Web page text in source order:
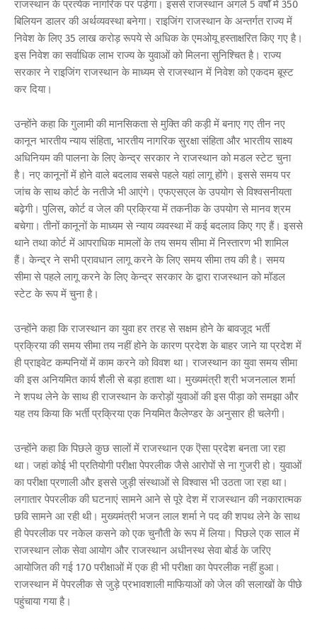
राजस्थान के प्रत्येक नागरिक पर पडे़गा। इससे राजस्थान अगले 5 वर्षों में 350
बिलियन डालर की अर्थव्यवस्था बनेगा। राइजिंग राजस्थान के अन्तर्गत राज्य में
निवेश के लिए 35 लाख करोड़ रूपये से अधिक के एमओयू हस्ताक्षरित किए गए है।
इस निवेश का सर्वाधिक लाभ राज्य के युवाओं को मिलना सुनिश्चित है। राज्य
सरकार ने राइजिंग राजस्थान के माध्यम से राजस्थान में निवेश को एकदम बूस्ट
कर दिया।
उन्होंने कहा कि गुलामी की मानसिकता से मुक्ति की कड़ी में बनाए गए तीन नए
कानून भारतीय न्याय संहिता, भारतीय नागरिक सुरक्षा संहिता और भारतीय साक्ष्य
अधिनियम की पालना के लिए केन्द्र सरकार ने राजस्थान को मडल स्टेट चुना
है। नए कानूनों में होने वाले बदलाव सबसे पहले यहां लागू होंगे। इससे समय पर
जांच के साथ कोर्ट के नतीजे भी आएंगे। एफएसएल के उपयोग से विश्वसनीयता
बढ़ेगी। पुलिस, कोर्ट व जेल की प्रक्रिया में तकनीक के उपयोग से मानव श्रम
बचेगा। तीनों कानूनों के माध्यम से न्याय व्यवस्था में कई बदलाव किए गए हैं। इससे
थाने तथा कोर्ट में आपराधिक मामलों के तय समय सीमा में निस्तारण भी शामिल
हैं। केन्द्र ने सभी प्रावधान लागू करने के लिए समय सीमा तय की है। समय
सीमा से पहले लागू करने के लिए केन्द्र सरकार के द्वारा राजस्थान को मॉडल
स्टेट के रूप में चुना है।
उन्होंने कहा कि राजस्थान का युवा हर तरह से सक्षम होने के बावजूद भर्ती
प्रक्रिया की समय सीमा तय नहीं होने के कारण प्रदेश के बाहर जाने या प्रदेश में
ही प्राइवेट कम्पनियों में काम करने को विवश था। राजस्थान का युवा समय सीमा
की इस अनियमित कार्य शैली से बड़ा हताश था। मुख्यमंत्री श्री भजनलाल शर्मा
ने शपथ लेने के साथ ही राजस्थान के करोड़ों युवाओं की इस पीड़ा को समझा और
यह तय किया कि भर्ती प्रक्रिया एक नियमित कैलेण्डर के अनुसार ही चलेगी।
उन्होंने कहा कि पिछले कुछ सालों में राजस्थान एक ऎसा प्रदेश बनता जा रहा
था। जहां कोई भी प्रतियोगी परीक्षा पेपरलीक जैसे आरोपों से ना गुजरी हो। युवाओं
का परीक्षा प्रणाली और इससे जुड़ी संस्थाओं से विश्वास भी उठता जा रहा था।
लगातार पेपरलीक की घटनाएं सामने आने से पूरे देश में राजस्थान की नकारात्मक
छवि सामने आ रही थी। मुख्यमंत्री भजन लाल शर्मा ने पद की शपथ लेने के साथ
ही पेपरलीक पर नकेल कसने को एक चुनौती के रूप में लिया। पिछले एक साल में
राजस्थान लोक सेवा आयोग और राजस्थान अधीनस्थ सेवा बोर्ड के जरिए
आयोजित की गई 170 परीक्षाओं में एक ही भी परीक्षा का पेपरलीक नहीं हुआ।
राजस्थान में पेपरलीक से जुड़े प्रभावशाली माफियाओं को जेल की सलाखों के पीछे
पहुंचाया गया है।